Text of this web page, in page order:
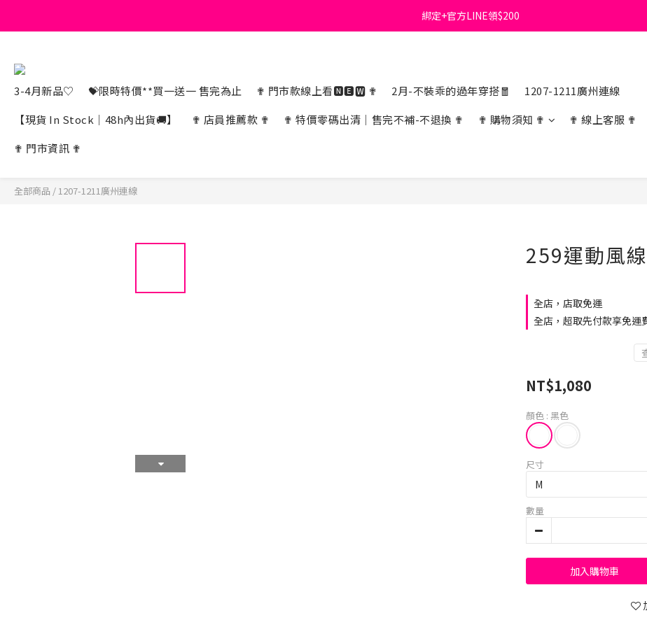
首購免運費🚚
綁定+官方LINE領$200
3-4月新品♡ 💝限時特價**買一送一 售完為止 ✟ 門市款線上看🅽🅴🆆 ✟ 2月-不裝乖的過年穿搭🧧
1207-1211廣州連線
【現貨 In Stock｜48h內出貨🚚】
✟ 店員推薦款 ✟ ✟ 特價零碼出清｜售完不補-不退換 ✟ ✟ 購物須知 ✟
✟ 線上客服 ✟
✟ 門市資訊 ✟
全部商品 /1207-1211廣州連線
259運動風
全店，店取免運
全店，超取先付款享免運
NT$1,080
顏色 : 黑色
尺寸
數量
加入購物車